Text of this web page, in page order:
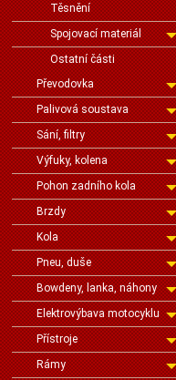
Těsnění
Spojovací materiál
Ostatní části
Převodovka
Palivová soustava
Sání, filtry
Výfuky, kolena
Pohon zadního kola
Brzdy
Kola
Pneu, duše
Bowdeny, lanka, náhony
Elektrovýbava motocyklu
Přístroje
Rámy